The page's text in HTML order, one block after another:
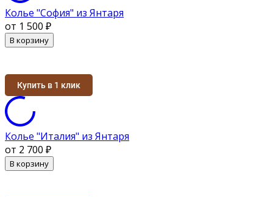
Колье "София" из Янтаря
от 1 500 ₽
В корзину
Купить в 1 клик
Колье "Италия" из Янтаря
от 2 700 ₽
В корзину